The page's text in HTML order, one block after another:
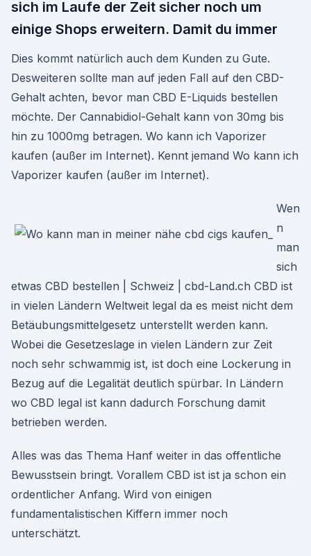
sich im Laufe der Zeit sicher noch um
einige Shops erweitern. Damit du immer
Dies kommt natürlich auch dem Kunden zu Gute.
Desweiteren sollte man auf jeden Fall auf den CBD-
Gehalt achten, bevor man CBD E-Liquids bestellen
möchte. Der Cannabidiol-Gehalt kann von 30mg bis
hin zu 1000mg betragen. Wo kann ich Vaporizer
kaufen (außer im Internet). Kennt jemand Wo kann ich
Vaporizer kaufen (außer im Internet).
Wen
n
man
sich
etwas CBD bestellen | Schweiz | cbd-Land.ch CBD ist
in vielen Ländern Weltweit legal da es meist nicht dem
Betäubungsmittelgesetz unterstellt werden kann.
Wobei die Gesetzeslage in vielen Ländern zur Zeit
noch sehr schwammig ist, ist doch eine Lockerung in
Bezug auf die Legalität deutlich spürbar. In Ländern
wo CBD legal ist kann dadurch Forschung damit
betrieben werden.
Alles was das Thema Hanf weiter in das offentliche
Bewusstsein bringt. Vorallem CBD ist ist ja schon ein
ordentlicher Anfang. Wird von einigen
fundamentalistischen Kiffern immer noch
unterschätzt.